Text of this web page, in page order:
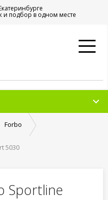
подбор в одном месте
Forbo
5030
Sportline